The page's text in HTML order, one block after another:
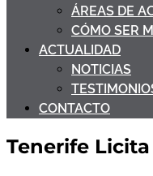
ÁREAS DE
CÓMO SER
ACTUALIDAD
NOTICIAS
CONTACTO
Tenerife